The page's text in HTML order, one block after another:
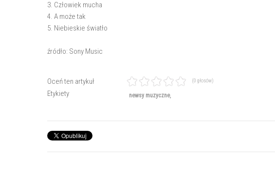
3. Człowiek mucha
4. A może tak
5. Niebieskie światło
źródło: Sony Music
Oceń ten artykuł (0 głosów)
Etykiety newsy muzyczne